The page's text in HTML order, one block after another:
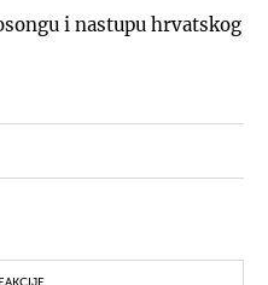
i nastupu hrvatskog